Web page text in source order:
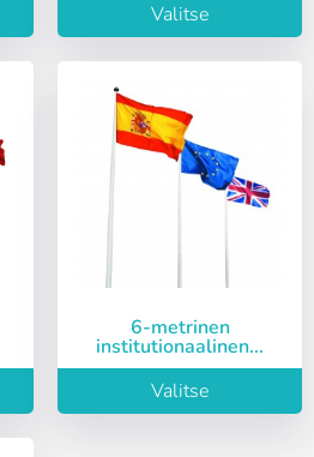
sisään
kieli
English
Français
Valitse
6-metrinen
institutionaalinen...
Valitse